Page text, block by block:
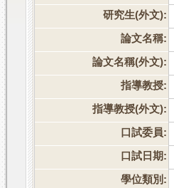
研究生(外文):
論文名稱:
論文名稱(外文):
指導教授:
指導教授(外文):
口試委員:
口試日期:
學位類別: